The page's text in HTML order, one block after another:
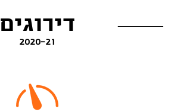
דירוגים
2020-21